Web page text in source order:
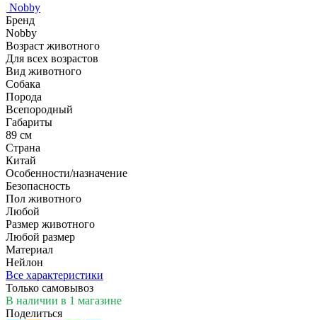
Nobby
Бренд
Nobby
Возраст животного
Для всех возрастов
Вид животного
Собака
Порода
Всепородный
Габариты
89 см
Страна
Китай
Особенности/назначение
Безопасность
Пол животного
Любой
Размер животного
Любой размер
Материал
Нейлон
Все характеристики
Только самовывоз
В наличии в 1 магазине
Поделиться